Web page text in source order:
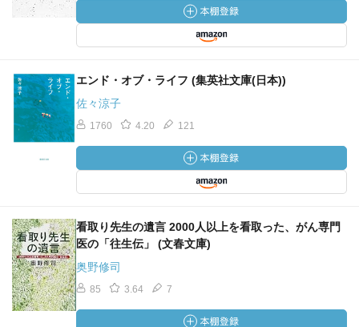
エンド・オブ・ライフ (集英社文庫(日本))
佐々涼子
1760 4.20 121
看取り先生の遺言 2000人以上を看取った、がん専門
医の「往生伝」 (文春文庫)
奥野修司
85 3.64 7